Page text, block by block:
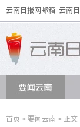
云南日报网邮箱 云南
首页 > 要闻云南 > 正文